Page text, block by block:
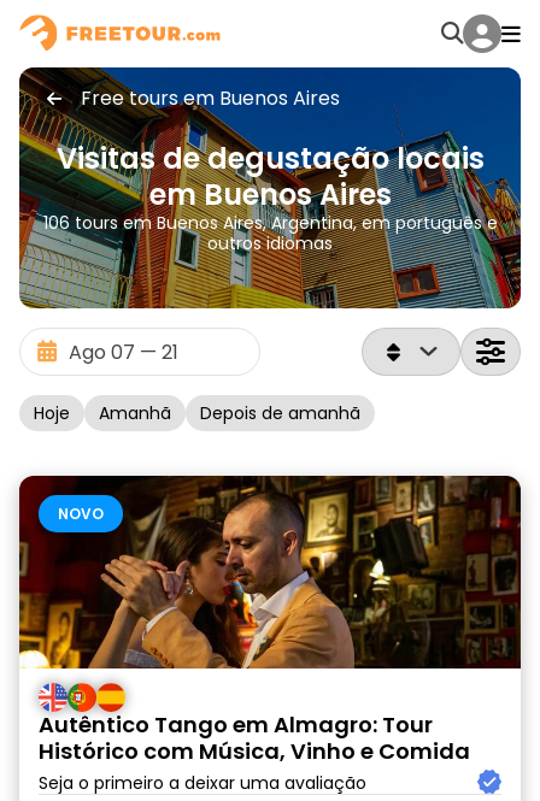
Free tours em Buenos Aires
Visitas de degustação locais
em Buenos Aires
106 tours em Buenos Aires, Argentina, em português e
outros idiomas
Hoje Amanhã Depois de amanhã
NOVO
Autêntico Tango em Almagro: Tour
Histórico com Música, Vinho e Comida
Seja o primeiro a deixar uma avaliação